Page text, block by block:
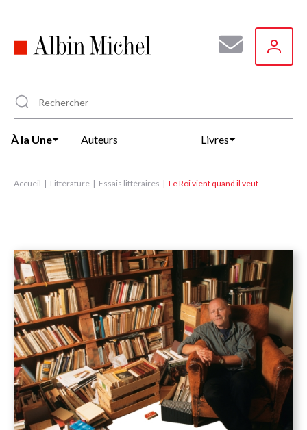
principal
À la Une Auteurs Livres
Accueil Littérature Essais littéraires Le Roi vient quand il veut